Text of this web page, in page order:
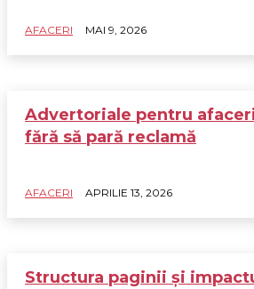
AFACERI MAI 9, 2026
Advertoriale pentru
fără să pară reclamă
AFACERI APRILIE 13, 2026
Structura paginii și